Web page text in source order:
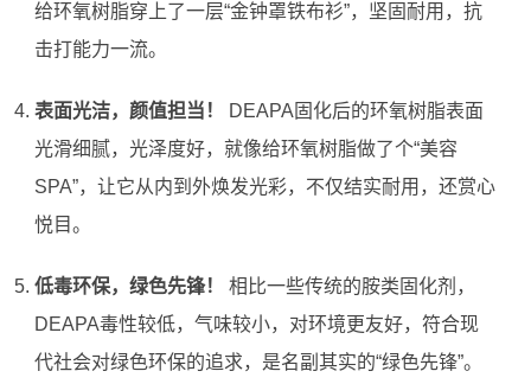
给环氧树脂穿上了一层“金钟罩铁布衫”，坚固耐用，抗
击打能力一流。
表面光洁，颜值担当！
DEAPA固化后的环氧树脂表面
光滑细腻，光泽度好，就像给环氧树脂做了个“美容
SPA”，让它从内到外焕发光彩，不仅结实耐用，还赏心
悦目。
低毒环保，绿色先锋！
相比一些传统的胺类固化剂，
DEAPA毒性较低，气味较小，对环境更友好，符合现
代社会对绿色环保的追求，是名副其实的“绿色先锋”。